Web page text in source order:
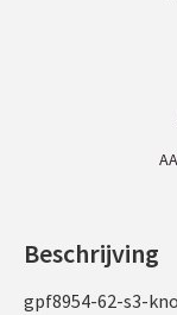
Beschrijving
gpf8954-62-s3-